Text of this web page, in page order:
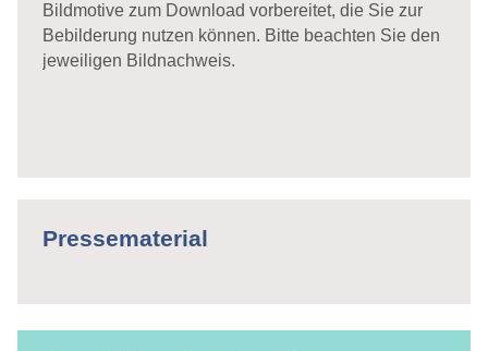
Bildmotive zum Download vorbereitet, die Sie zur
Bebilderung nutzen können. Bitte beachten Sie den
jeweiligen Bildnachweis.
Pressematerial